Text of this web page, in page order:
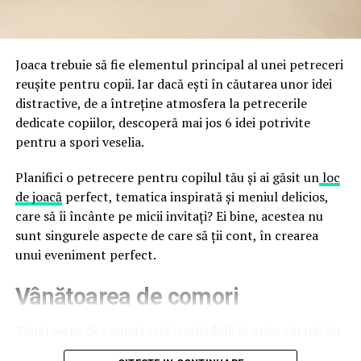
false până la tentative de furt al datelor personale și
financiare. Instituția recomandă verificarea atentă a
sursei mesajelor și raportarea incidentelor la numărul
unic 1911.
Campaniile identificate în ultimele săptămâni folosesc
false de streaming, coduri QR malițioase și mesaje care
promit bilete, rambursări, premii sau acces gratuit la
meciuri. FBI a emis în luna mai un avertisment privind
site-urile care clonează platforma oficială prin
modificări minore ale denumirii domeniului, precum
a colecta date personale și bancare.
de cercetătorii în securitate, ar opera peste 300 de
Joaca trebuie să fie elementul principal al unei petreceri
reușite pentru copii. Iar dacă ești în căutarea unor idei
distractive, de a întreține atmosfera la petrecerile
dedicate copiilor, descoperă mai jos 6 idei potrivite
pentru a spori veselia.
Planifici o petrecere pentru copilul tău și ai găsit unloc
de joacăperfect, tematica inspirată și meniul delicios,
care să îi încânte pe micii invitați? Ei bine, acestea nu
sunt singurele aspecte de care să ții cont, în crearea
unui eveniment perfect.
Vânătoarea de comori
pentru copii este una dintre cele mai distractive